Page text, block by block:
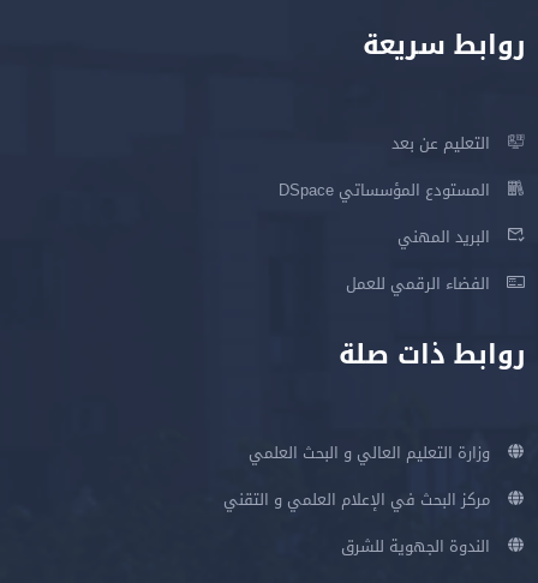
روابط سريعة
التعليم عن بعد
المستودع المؤسساتي DSpace
البريد المهني
الفضاء الرقمي للعمل
روابط ذات صلة
وزارة التعليم العالي و البحث العلمي
مركز البحث في الإعلام العلمي و التقني
الندوة الجهوية للشرق